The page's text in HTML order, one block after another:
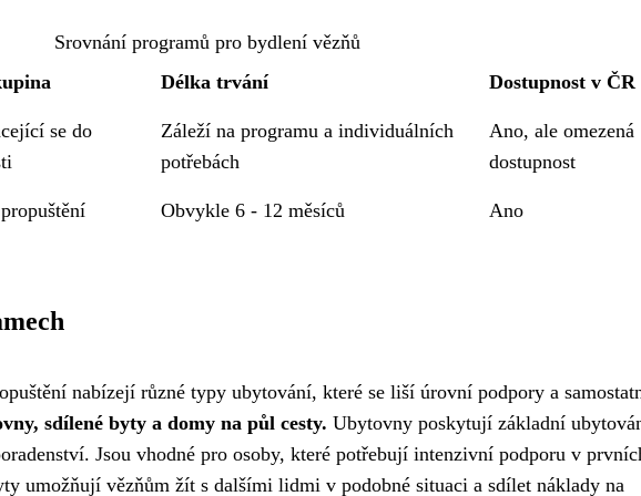
Srovnání programů pro bydlení vězňů
Délka trvání Dostupnost v ČR
se do
Záleží na programu a individuálních
potřebách
Ano, ale omezená
dostupnost
Obvykle 6 - 12 měsíců Ano
nabízejí různé typy ubytování, které se liší úrovní podpory a
sdílené byty a domy na půl cesty. Ubytovny poskytují základní
Jsou vhodné pro osoby, které potřebují intenzivní podporu v
umožňují vězňům žít s dalšími lidmi v podobné situaci a sdílet náklady na